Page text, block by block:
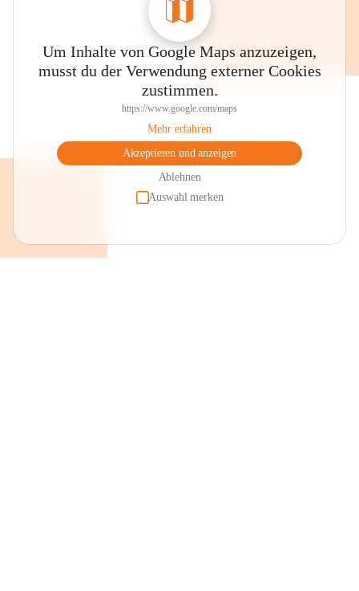
Um Inhalte von Google Maps anzuzeigen,
musst du der Verwendung externer Cookies
zustimmen.
https://www.google.com/maps
Mehr erfahren
Akzeptieren und anzeigen
Ablehnen
Auswahl merken